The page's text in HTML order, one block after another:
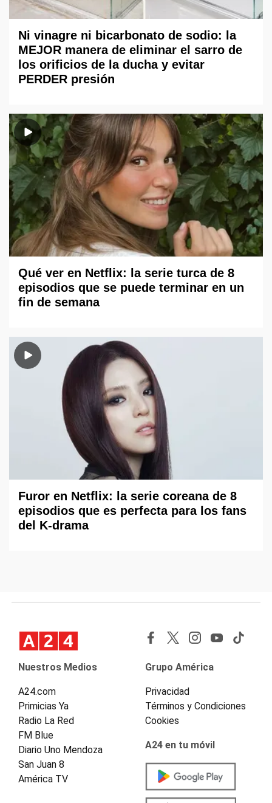
Ni vinagre ni bicarbonato de sodio: la
MEJOR manera de eliminar el sarro de
los orificios de la ducha y evitar
PERDER presión
Qué ver en Netflix: la serie turca de 8
episodios que se puede terminar en un
fin de semana
Furor en Netflix: la serie coreana de 8
episodios que es perfecta para los fans
del K-drama
Nuestros Medios
A24.com
Primicias Ya
Radio La Red
FM Blue
Diario Uno Mendoza
San Juan 8
América TV
Grupo América
Privacidad
Términos y Condiciones
Cookies
A24 en tu móvil